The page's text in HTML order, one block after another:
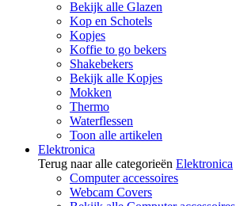
Bekijk alle Glazen
Kop en Schotels
Kopjes
Koffie to go bekers
Shakebekers
Bekijk alle Kopjes
Mokken
Thermo
Waterflessen
Toon alle artikelen
Elektronica
Terug naar alle categorieën Elektronica
Computer accessoires
Webcam Covers